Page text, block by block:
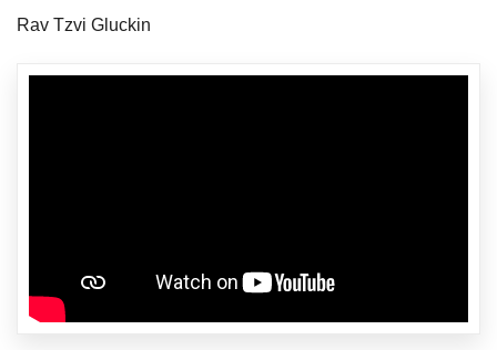
Rav Tzvi Gluckin